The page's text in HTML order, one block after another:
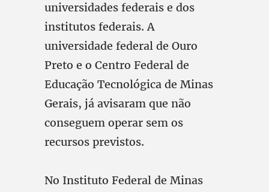
universidades federais e dos
institutos federais. A
universidade federal de Ouro
Preto e o Centro Federal de
Educação Tecnológica de Minas
Gerais, já avisaram que não
conseguem operar sem os
recursos previstos.
No Instituto Federal de Minas